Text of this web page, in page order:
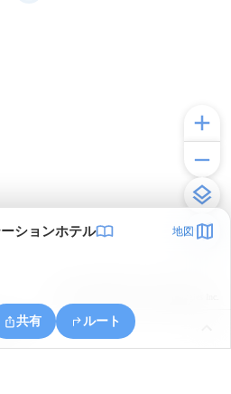
ションホテル 地図
共有 ルート
目